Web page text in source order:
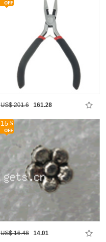
US$ 201.6 161.28
15
US$ 16.48 14.01